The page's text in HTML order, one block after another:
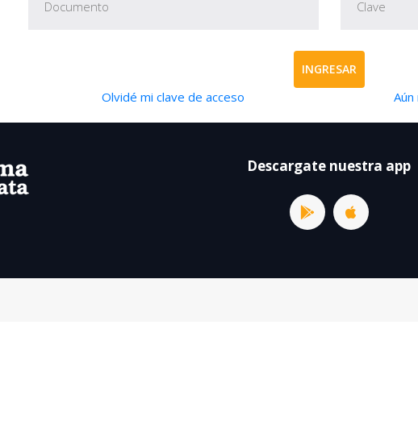
INGRESAR
Olvidé mi clave de acceso
Descargate nuestra app